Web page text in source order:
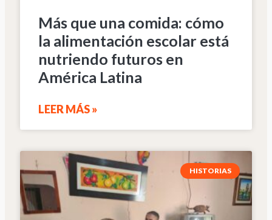
Más que una comida: cómo
la alimentación escolar está
nutriendo futuros en
América Latina
LEER MÁS »
HISTORIAS